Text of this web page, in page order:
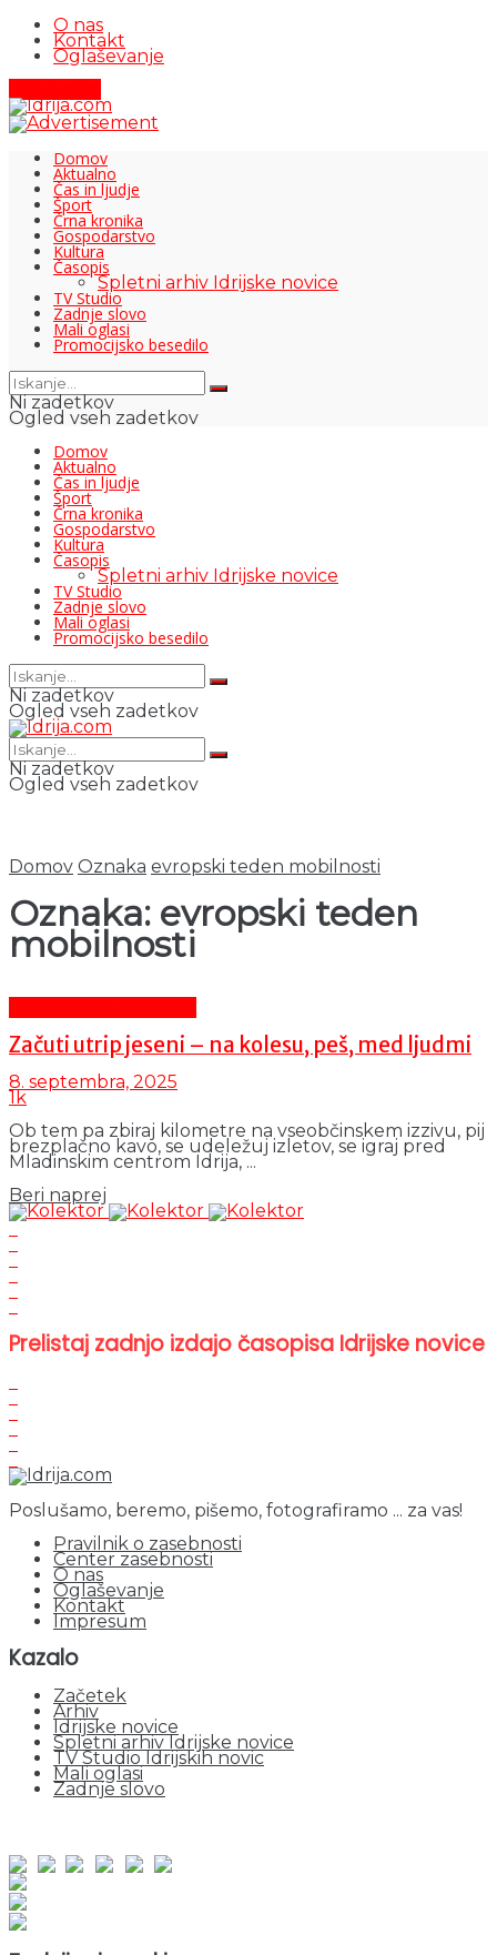
O nas
Kontakt
Oglaševanje
Domov
Aktualno
Čas in ljudje
Šport
Črna kronika
Gospodarstvo
Kultura
Časopis
Spletni arhiv Idrijske novice
TV Studio
Zadnje slovo
Mali oglasi
Promocijsko besedilo
Ni zadetkov
Ogled vseh zadetkov
Domov
Aktualno
Čas in ljudje
Šport
Črna kronika
Gospodarstvo
Kultura
Časopis
Spletni arhiv Idrijske novice
TV Studio
Zadnje slovo
Mali oglasi
Promocijsko besedilo
Ni zadetkov
Ogled vseh zadetkov
Ni zadetkov
Ogled vseh zadetkov
Domov Oznaka evropski teden mobilnosti
Oznaka: evropski teden
mobilnosti
Začuti utrip jeseni – na kolesu, peš, med ljudmi
8. septembra, 2025
1k
Ob tem pa zbiraj kilometre na vseobčinskem izzivu, pij
brezplačno kavo, se udeležuj izletov, se igraj pred
Mladinskim centrom Idrija, ...
Beri naprej
Prelistaj zadnjo izdajo časopisa Idrijske novice
Poslušamo, beremo, pišemo, fotografiramo ... za vas!
Pravilnik o zasebnosti
Center zasebnosti
O nas
Oglaševanje
Kontakt
Impresum
Kazalo
Začetek
Arhiv
Idrijske novice
Spletni arhiv Idrijske novice
TV Studio Idrijskih novic
Mali oglasi
Zadnje slovo